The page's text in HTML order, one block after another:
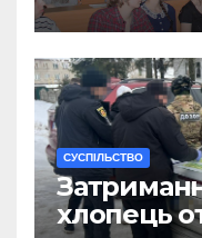
CУСПІЛЬСТВО
хлопець